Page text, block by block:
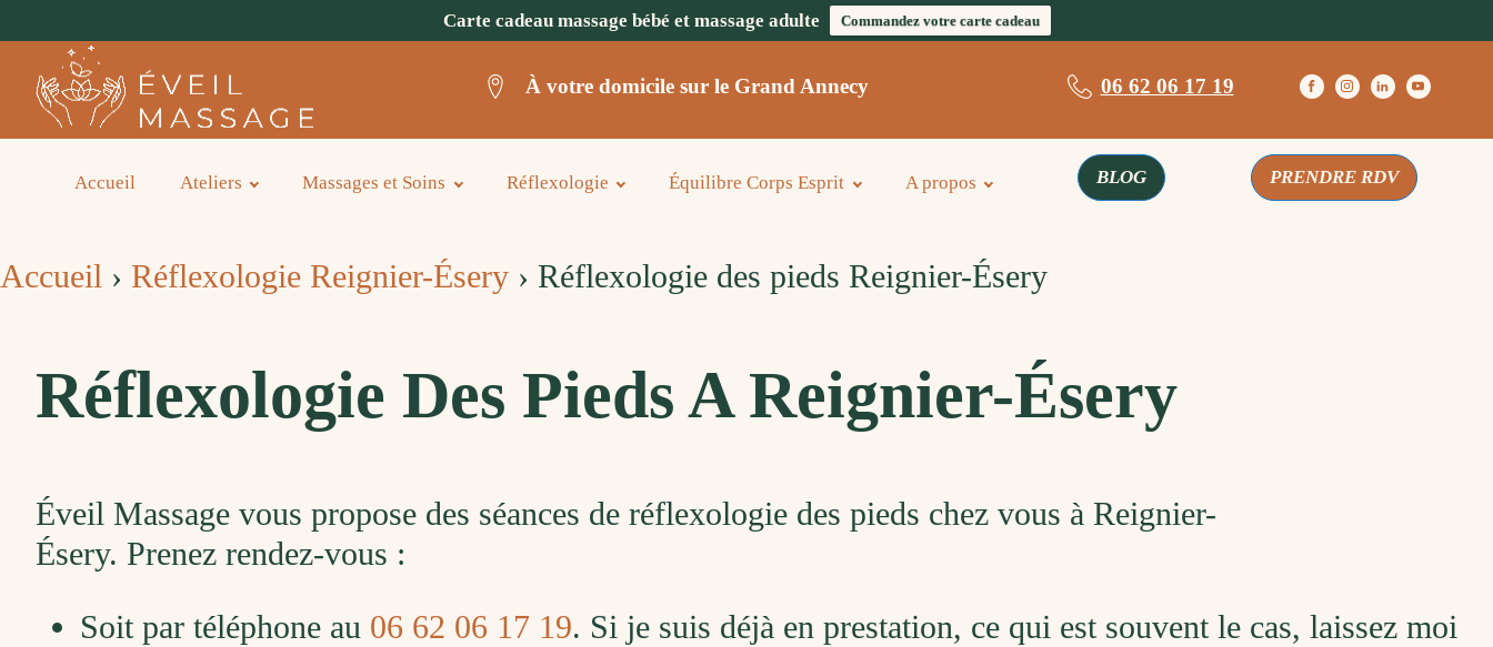
Carte cadeau massage bébé et massage adulte Commandez votre carte cadeau
À votre domicile sur le Grand Annecy 06 62 06 17 19
Accueil Ateliers Massages et Soins Réflexologie Équilibre Corps Esprit A propos BLOG PRENDRE RDV
Accueil › Réflexologie Reignier-Ésery › Réflexologie des pieds Reignier-Ésery
Réflexologie Des Pieds A Reignier-Ésery
Éveil Massage vous propose des séances de réflexologie des pieds chez vous à Reignier-
Ésery. Prenez rendez-vous :
Soit par téléphone au 06 62 06 17 19. Si je suis déjà en prestation, ce qui est souvent le cas, laissez moi